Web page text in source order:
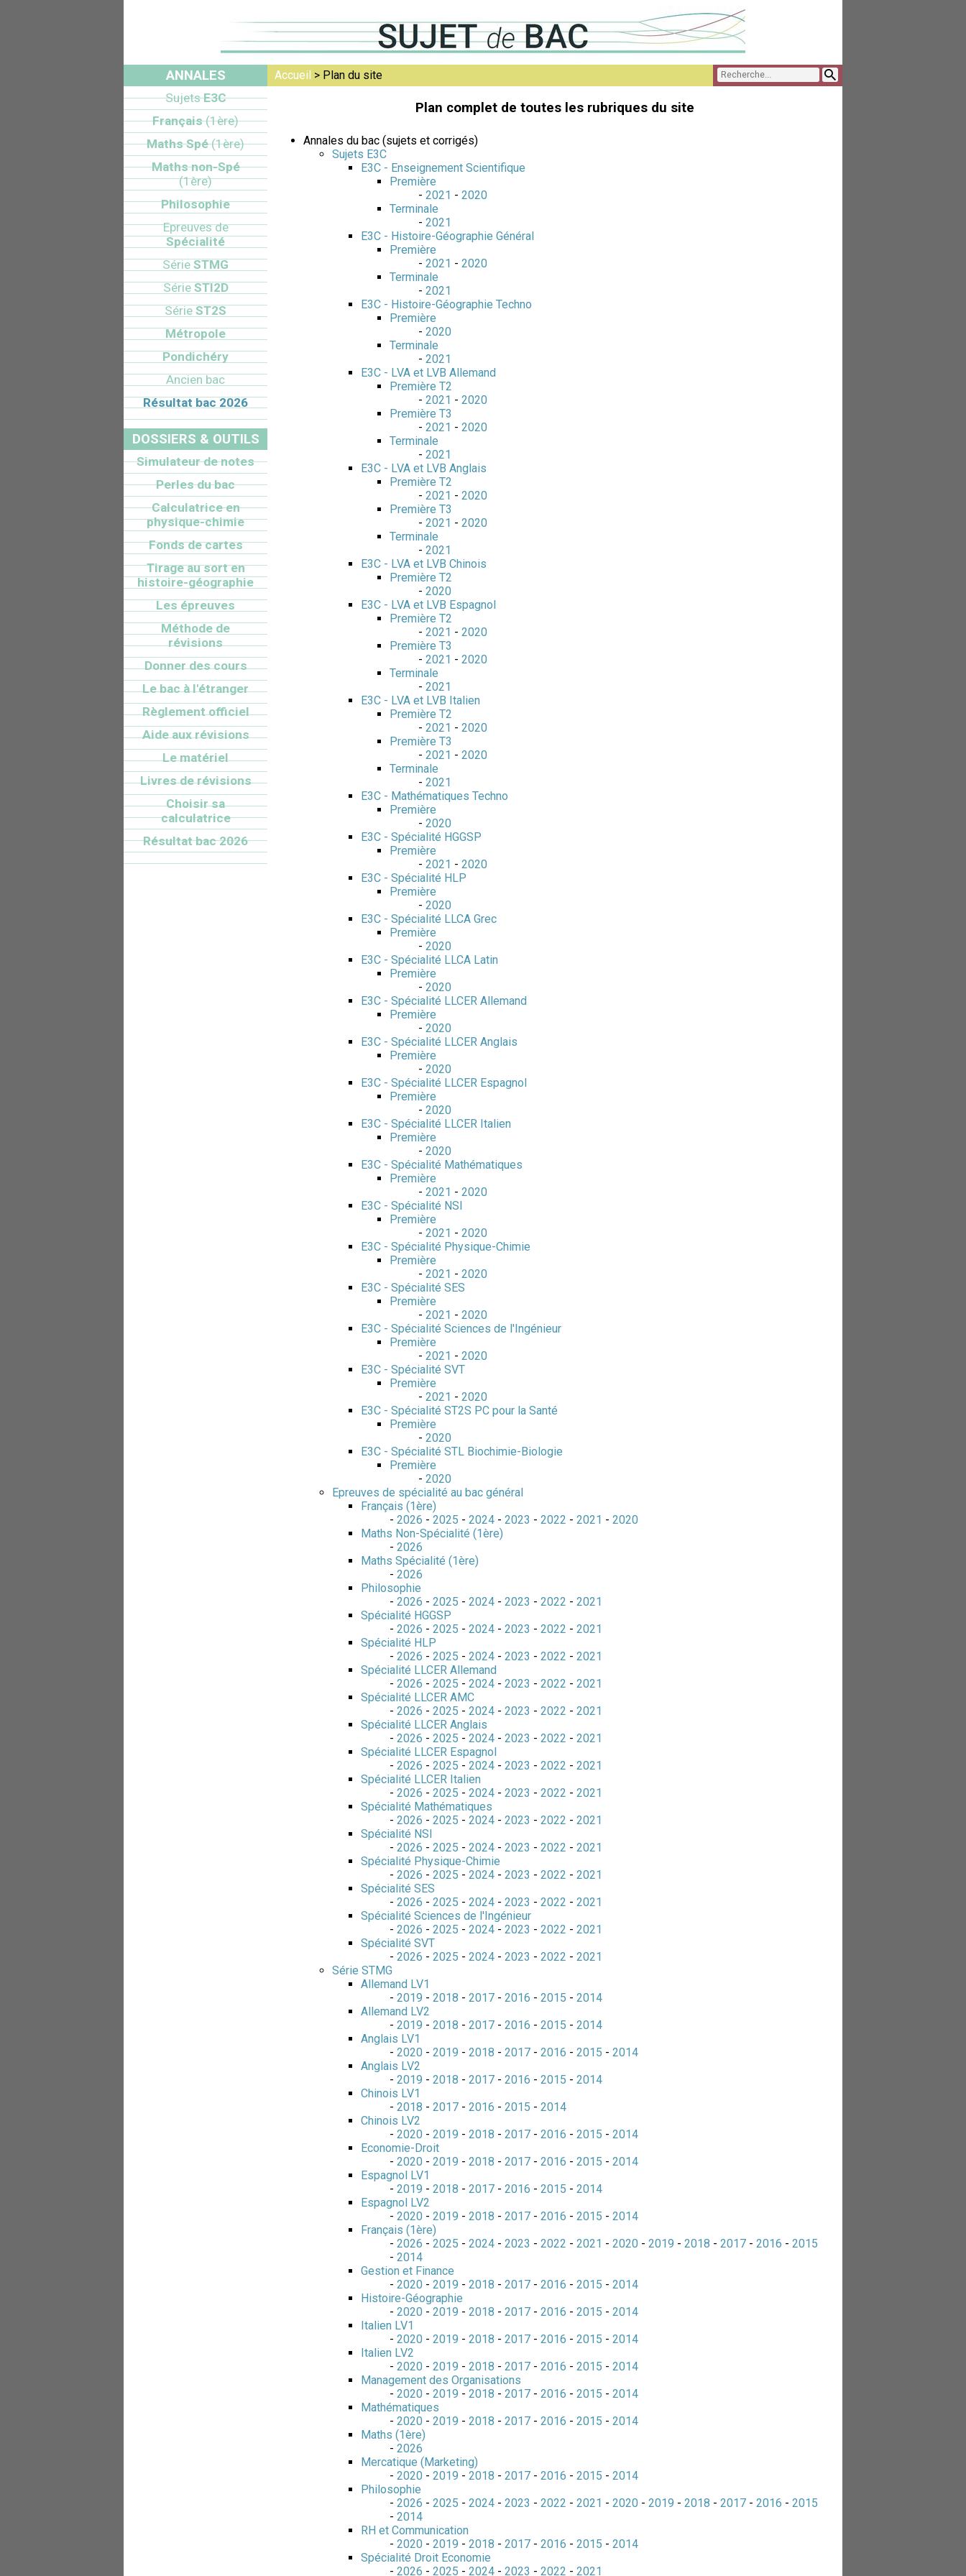
Accueil > Plan du site
Plan complet de toutes les rubriques du site
Annales du bac (sujets et corrigés)
Sujets E3C
E3C - Enseignement Scientifique
Première
- 2021 - 2020
Terminale
- 2021
E3C - Histoire-Géographie Général
Première
- 2021 - 2020
Terminale
- 2021
E3C - Histoire-Géographie Techno
Première
- 2020
Terminale
- 2021
E3C - LVA et LVB Allemand
Première T2
- 2021 - 2020
Première T3
- 2021 - 2020
Terminale
- 2021
E3C - LVA et LVB Anglais
Première T2
- 2021 - 2020
Première T3
- 2021 - 2020
Terminale
- 2021
E3C - LVA et LVB Chinois
Première T2
- 2020
E3C - LVA et LVB Espagnol
Première T2
- 2021 - 2020
Première T3
- 2021 - 2020
Terminale
- 2021
E3C - LVA et LVB Italien
Première T2
- 2021 - 2020
Première T3
- 2021 - 2020
Terminale
- 2021
E3C - Mathématiques Techno
Première
- 2020
E3C - Spécialité HGGSP
Première
- 2021 - 2020
E3C - Spécialité HLP
Première
- 2020
E3C - Spécialité LLCA Grec
Première
- 2020
E3C - Spécialité LLCA Latin
Première
- 2020
E3C - Spécialité LLCER Allemand
Première
- 2020
E3C - Spécialité LLCER Anglais
Première
- 2020
E3C - Spécialité LLCER Espagnol
Première
- 2020
E3C - Spécialité LLCER Italien
Première
- 2020
E3C - Spécialité Mathématiques
Première
- 2021 - 2020
E3C - Spécialité NSI
Première
- 2021 - 2020
E3C - Spécialité Physique-Chimie
Première
- 2021 - 2020
E3C - Spécialité SES
Première
- 2021 - 2020
E3C - Spécialité Sciences de l'Ingénieur
Première
- 2021 - 2020
E3C - Spécialité SVT
Première
- 2021 - 2020
E3C - Spécialité ST2S PC pour la Santé
Première
- 2020
E3C - Spécialité STL Biochimie-Biologie
Première
- 2020
Epreuves de spécialité au bac général
Français (1ère)
- 2026 - 2025 - 2024 - 2023 - 2022 - 2021 - 2020
Maths Non-Spécialité (1ère)
- 2026
Maths Spécialité (1ère)
- 2026
Philosophie
- 2026 - 2025 - 2024 - 2023 - 2022 - 2021
Spécialité HGGSP
- 2026 - 2025 - 2024 - 2023 - 2022 - 2021
Spécialité HLP
- 2026 - 2025 - 2024 - 2023 - 2022 - 2021
Spécialité LLCER Allemand
- 2026 - 2025 - 2024 - 2023 - 2022 - 2021
Spécialité LLCER AMC
- 2026 - 2025 - 2024 - 2023 - 2022 - 2021
Spécialité LLCER Anglais
- 2026 - 2025 - 2024 - 2023 - 2022 - 2021
Spécialité LLCER Espagnol
- 2026 - 2025 - 2024 - 2023 - 2022 - 2021
Spécialité LLCER Italien
- 2026 - 2025 - 2024 - 2023 - 2022 - 2021
Spécialité Mathématiques
- 2026 - 2025 - 2024 - 2023 - 2022 - 2021
Spécialité NSI
- 2026 - 2025 - 2024 - 2023 - 2022 - 2021
Spécialité Physique-Chimie
- 2026 - 2025 - 2024 - 2023 - 2022 - 2021
Spécialité SES
- 2026 - 2025 - 2024 - 2023 - 2022 - 2021
Spécialité Sciences de l'Ingénieur
- 2026 - 2025 - 2024 - 2023 - 2022 - 2021
Spécialité SVT
- 2026 - 2025 - 2024 - 2023 - 2022 - 2021
Série STMG
Allemand LV1
- 2019 - 2018 - 2017 - 2016 - 2015 - 2014
Allemand LV2
- 2019 - 2018 - 2017 - 2016 - 2015 - 2014
Anglais LV1
- 2020 - 2019 - 2018 - 2017 - 2016 - 2015 - 2014
Anglais LV2
- 2019 - 2018 - 2017 - 2016 - 2015 - 2014
Chinois LV1
- 2018 - 2017 - 2016 - 2015 - 2014
Chinois LV2
- 2020 - 2019 - 2018 - 2017 - 2016 - 2015 - 2014
Economie-Droit
- 2020 - 2019 - 2018 - 2017 - 2016 - 2015 - 2014
Espagnol LV1
- 2019 - 2018 - 2017 - 2016 - 2015 - 2014
Espagnol LV2
- 2020 - 2019 - 2018 - 2017 - 2016 - 2015 - 2014
Français (1ère)
- 2026 - 2025 - 2024 - 2023 - 2022 - 2021 - 2020 - 2019 - 2018 - 2017 - 2016 - 2015
- 2014
Gestion et Finance
- 2020 - 2019 - 2018 - 2017 - 2016 - 2015 - 2014
Histoire-Géographie
- 2020 - 2019 - 2018 - 2017 - 2016 - 2015 - 2014
Italien LV1
- 2020 - 2019 - 2018 - 2017 - 2016 - 2015 - 2014
Italien LV2
- 2020 - 2019 - 2018 - 2017 - 2016 - 2015 - 2014
Management des Organisations
- 2020 - 2019 - 2018 - 2017 - 2016 - 2015 - 2014
Mathématiques
- 2020 - 2019 - 2018 - 2017 - 2016 - 2015 - 2014
Maths (1ère)
- 2026
Mercatique (Marketing)
- 2020 - 2019 - 2018 - 2017 - 2016 - 2015 - 2014
Philosophie
- 2026 - 2025 - 2024 - 2023 - 2022 - 2021 - 2020 - 2019 - 2018 - 2017 - 2016 - 2015
- 2014
RH et Communication
- 2020 - 2019 - 2018 - 2017 - 2016 - 2015 - 2014
Spécialité Droit Economie
- 2026 - 2025 - 2024 - 2023 - 2022 - 2021
ANNALES
SujetsE3C
Français(1ère)
Maths Spé(1ère)
Maths non-Spé
(1ère)
Philosophie
Epreuves de
Spécialité
Série STMG
SérieSTI2D
Série ST2S
Métropole
Pondichéry
Ancien bac
Résultat bac 2026
DOSSIERS & OUTILS
Simulateur de notes
Perles du bac
Calculatrice en
physique-chimie
Fonds de cartes
Tirage au sort en
histoire-géographie
Les épreuves
Méthode de
révisions
Donner des cours
Le bac à l'étranger
Règlement officiel
Aide aux révisions
Le matériel
Livres de révisions
Choisir sa
calculatrice
Résultat bac 2026